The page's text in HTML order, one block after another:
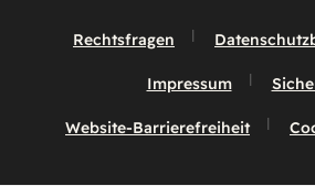
Rechtsfragen
Impressum
Website-Barrierefreiheit